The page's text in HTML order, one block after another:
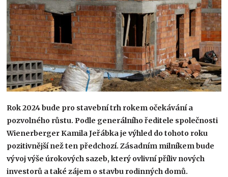
Rok 2024 bude pro stavební trh rokem očekávání a
pozvolného růstu. Podle generálního ředitele společnosti
Wienerberger Kamila Jeřábka je výhled do tohoto roku
pozitivnější než ten předchozí. Zásadním milníkem bude
vývoj výše úrokových sazeb, který ovlivní příliv nových
investorů a také zájem o stavbu rodinných domů.